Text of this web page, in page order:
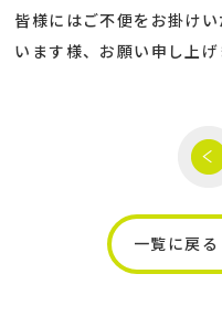
皆様にはご不便をお掛け
います様、お願い申し上げ
一覧に戻る